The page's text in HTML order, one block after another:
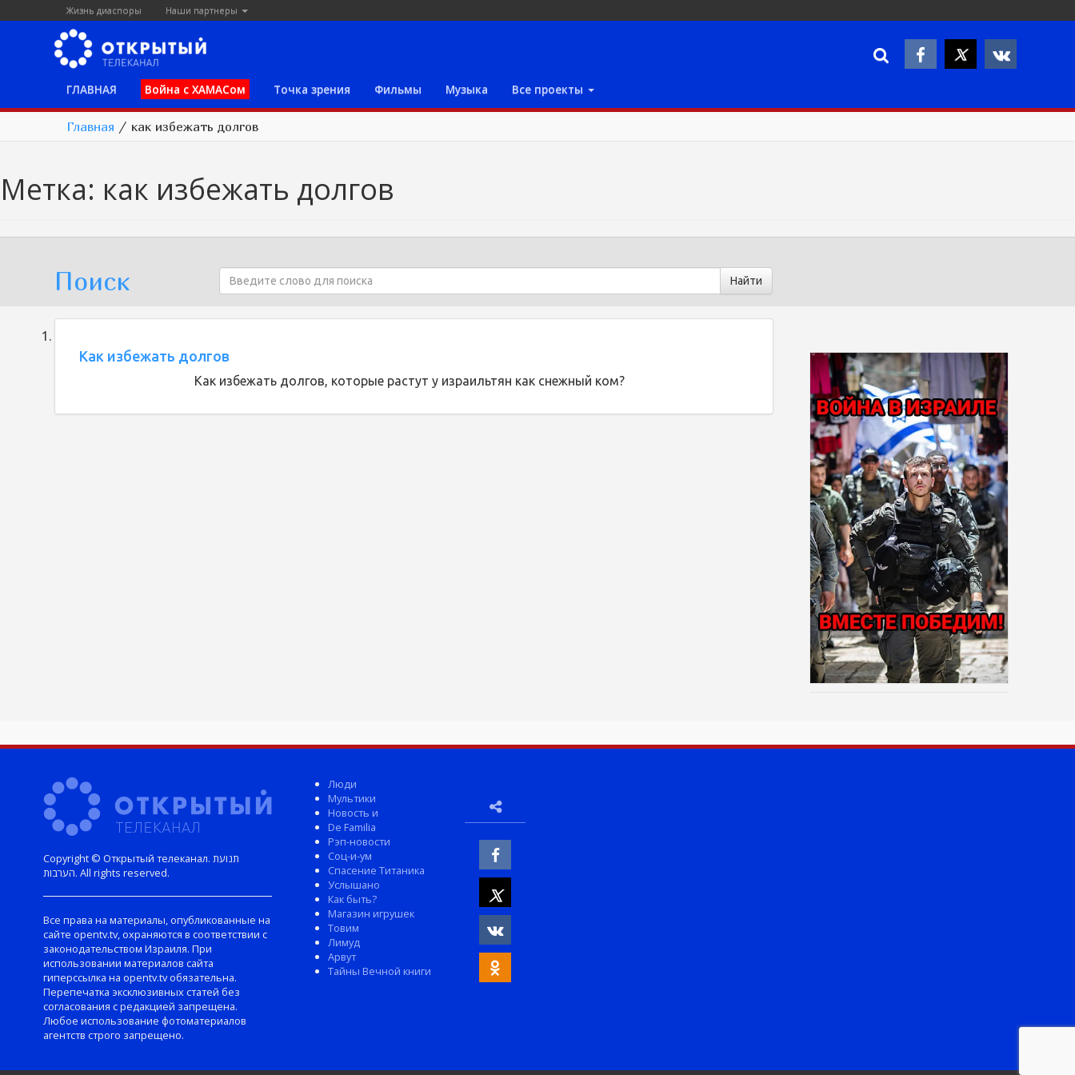
Жизнь диаспоры Наши партнеры
ГЛАВНАЯ Война с ХАМАСом Точка зрения Фильмы Музыка Все проекты
Главная / как избежать долгов
Метка: как избежать долгов
Поиск
Как избежать долгов
Как избежать долгов, которые растут у израильтян как снежный ком?
Copyright © Открытый телеканал. תנועת
הערבות. All rights reserved.
Все права на материалы, опубликованные на
сайте opentv.tv, охраняются в соответствии с
законодательством Израиля. При
использовании материалов сайта
гиперссылка на opentv.tv обязательна.
Перепечатка эксклюзивных статей без
согласования с редакцией запрещена.
Любое использование фотоматериалов
агентств строго запрещено.
Люди
Мультики
Новость и
De Familia
Рэп-новости
Соц-и-ум
Спасение Титаника
Услышано
Как быть?
Магазин игрушек
Товим
Лимуд
Арвут
Тайны Вечной книги